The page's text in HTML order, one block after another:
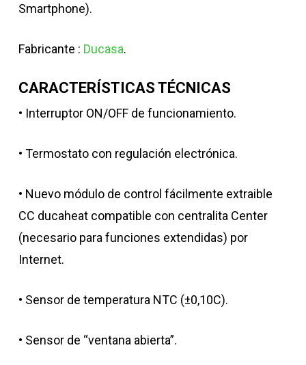
Smartphone).
Fabricante : Ducasa.
CARACTERÍSTICAS TÉCNICAS
• Interruptor ON/OFF de funcionamiento.
• Termostato con regulación electrónica.
• Nuevo módulo de control fácilmente extraible
CC ducaheat compatible con centralita Center
(necesario para funciones extendidas) por
Internet.
• Sensor de temperatura NTC (±0,10C).
• Sensor de “ventana abierta”.